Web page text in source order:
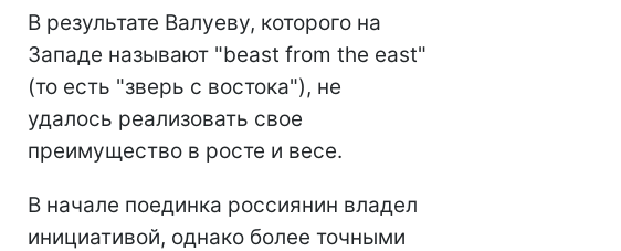
В результате Валуеву, которого на
Западе называют "beast from the east"
(то есть "зверь с востока"), не
удалось реализовать свое
преимущество в росте и весе.
В начале поединка россиянин владел
инициативой, однако более точными